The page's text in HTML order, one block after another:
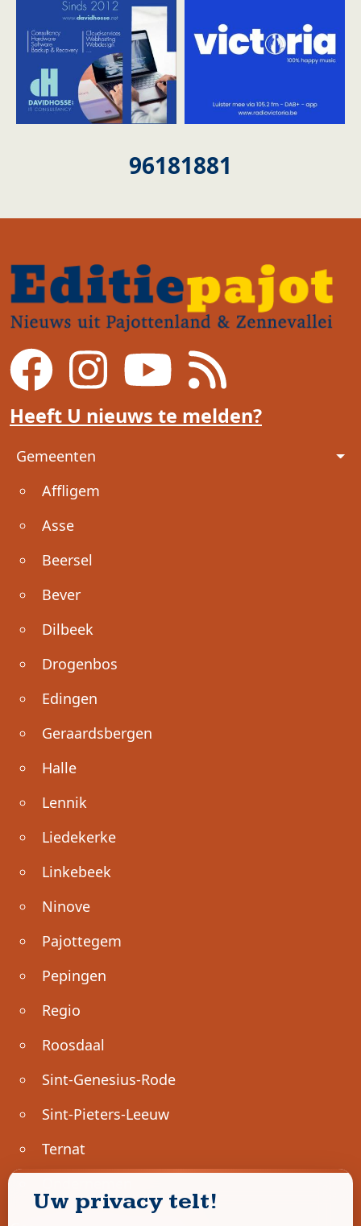
96181881
Heeft U nieuws te melden?
Voet
Gemeenten
Affligem
Asse
Beersel
Bever
Dilbeek
Drogenbos
Edingen
Geraardsbergen
Halle
Lennik
Liedekerke
Linkebeek
Ninove
Pajottegem
Pepingen
Regio
Roosdaal
Sint-Genesius-Rode
Sint-Pieters-Leeuw
Ternat
Uw privacy telt!